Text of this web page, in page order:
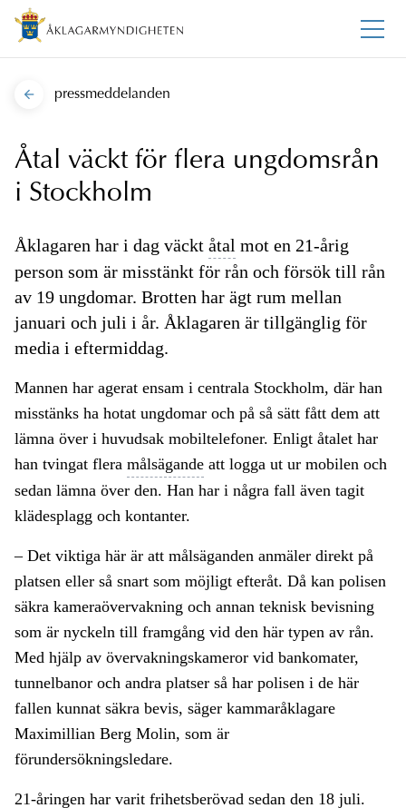
pressmeddelanden
Åtal väckt för flera ungdomsrån
i Stockholm
Åklagaren har i dag väckt åtal mot en 21-årig
person som är misstänkt för rån och försök till rån
av 19 ungdomar. Brotten har ägt rum mellan
januari och juli i år. Åklagaren är tillgänglig för
media i eftermiddag.
Mannen har agerat ensam i centrala Stockholm, där han
misstänks ha hotat ungdomar och på så sätt fått dem att
lämna över i huvudsak mobiltelefoner. Enligt åtalet har
han tvingat flera målsägande att logga ut ur mobilen och
sedan lämna över den. Han har i några fall även tagit
klädesplagg och kontanter.
– Det viktiga här är att målsäganden anmäler direkt på
platsen eller så snart som möjligt efteråt. Då kan polisen
säkra kameraövervakning och annan teknisk bevisning
som är nyckeln till framgång vid den här typen av rån.
Med hjälp av övervakningskameror vid bankomater,
tunnelbanor och andra platser så har polisen i de här
fallen kunnat säkra bevis, säger kammaråklagare
Maximillian Berg Molin, som är
förundersökningsledare.
21-åringen har varit frihetsberövad sedan den 18 juli.